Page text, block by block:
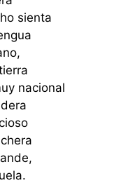
sienta
nacional